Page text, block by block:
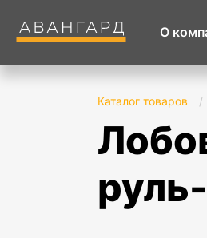
О
Каталог товаров /
лобовое стекло renault duster (2021-) lhd